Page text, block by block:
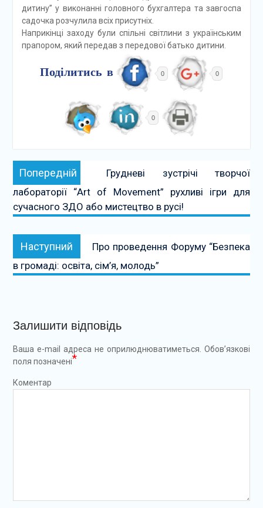
дитину” у виконанні головного бухгалтера та завгоспа
садочка розчулила всіх присутніх.
Наприкінці заходу були спільні світлини з українським
прапором, який передав з передової батько дитини.
Поділитись в 0 0
0
Навігація
записів
Попередній
Грудневі зустрічі творчої
лабораторії “Art of Movement” рухливі ігри для
сучасного ЗДО або мистецтво в русі!
Наступний
Про проведення Форуму “Безпека
в громаді: освіта, сім’я, молодь”
Залишити відповідь
Ваша e-mail адреса не оприлюднюватиметься. Обов’язкові
поля позначені*
Коментар